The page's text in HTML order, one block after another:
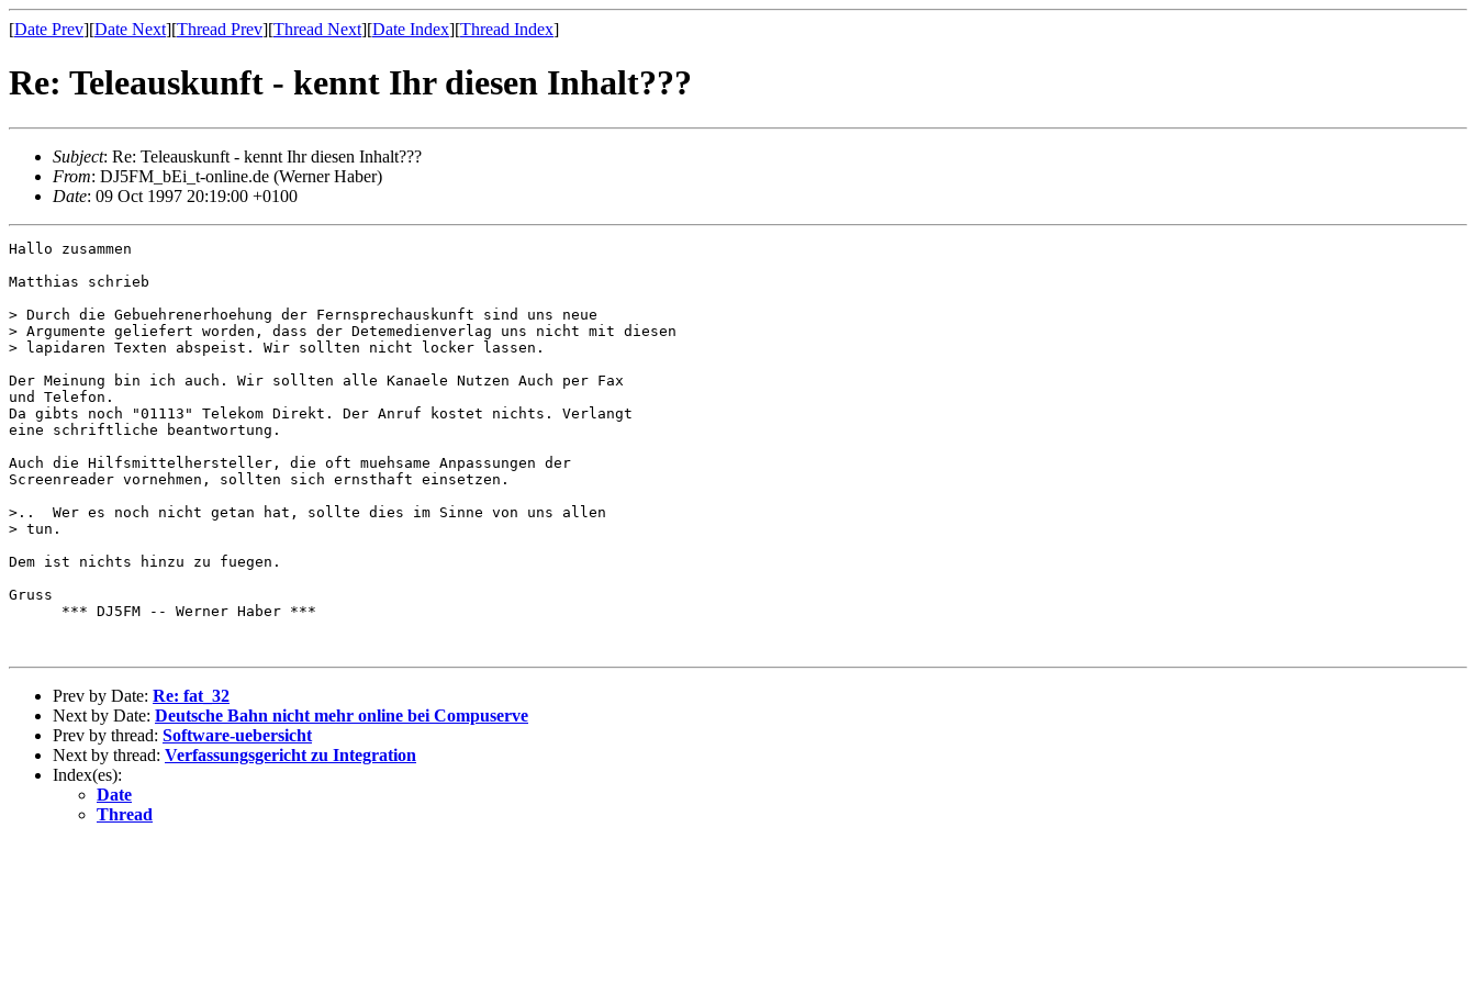
[Date Prev][Date Next][Thread Prev][Thread Next][Date Index][Thread Index]
Re: Teleauskunft - kennt Ihr diesen Inhalt???
Subject: Re: Teleauskunft - kennt Ihr diesen Inhalt???
From: DJ5FM_bEi_t-online.de (Werner Haber)
Date: 09 Oct 1997 20:19:00 +0100
Hallo zusammen
Matthias schrieb
> Durch die Gebuehrenerhoehung der Fernsprechauskunft sind uns neue
> Argumente geliefert worden, dass der Detemedienverlag uns nicht mit diesen
> lapidaren Texten abspeist. Wir sollten nicht locker lassen.
Der Meinung bin ich auch. Wir sollten alle Kanaele Nutzen Auch per Fax
und Telefon.
Da gibts noch "01113" Telekom Direkt. Der Anruf kostet nichts. Verlangt
eine schriftliche beantwortung.
Auch die Hilfsmittelhersteller, die oft muehsame Anpassungen der
Screenreader vornehmen, sollten sich ernsthaft einsetzen.
>..  Wer es noch nicht getan hat, sollte dies im Sinne von uns allen
> tun.
Dem ist nichts hinzu zu fuegen.
Gruss
      *** DJ5FM -- Werner Haber ***
Prev by Date: Re: fat_32
Next by Date: Deutsche Bahn nicht mehr online bei Compuserve
Prev by thread: Software-uebersicht
Next by thread: Verfassungsgericht zu Integration
Index(es):
Date
Thread